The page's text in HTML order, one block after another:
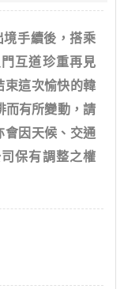
境手續後，搭乘
互道珍重再見
束這次愉快的韓
而有所變動，請
會因天候、交通
保有調整之權